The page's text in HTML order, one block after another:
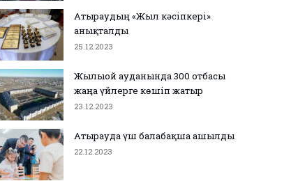
Атыраудың «Жыл кәсіпкері»
анықталды
25.12.2023
Жылыой ауданында 300 отбасы
жаңа үйлерге көшіп жатыр
23.12.2023
Атырауда үш балабақша ашылды
22.12.2023